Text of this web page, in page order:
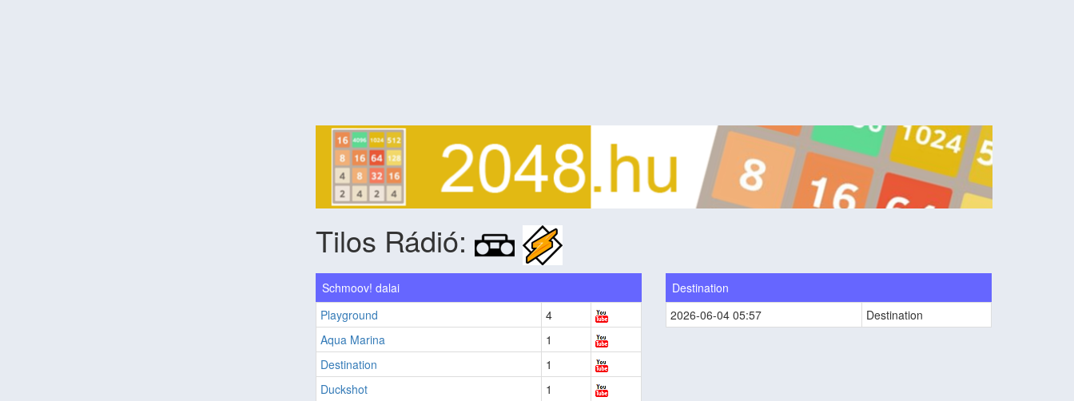
Tilos Rádió:
Schmoov! dalai
Playground
4
Aqua Marina
1
Destination
1
Duckshot
1
Destination
2026-06-04 05:57
Destination